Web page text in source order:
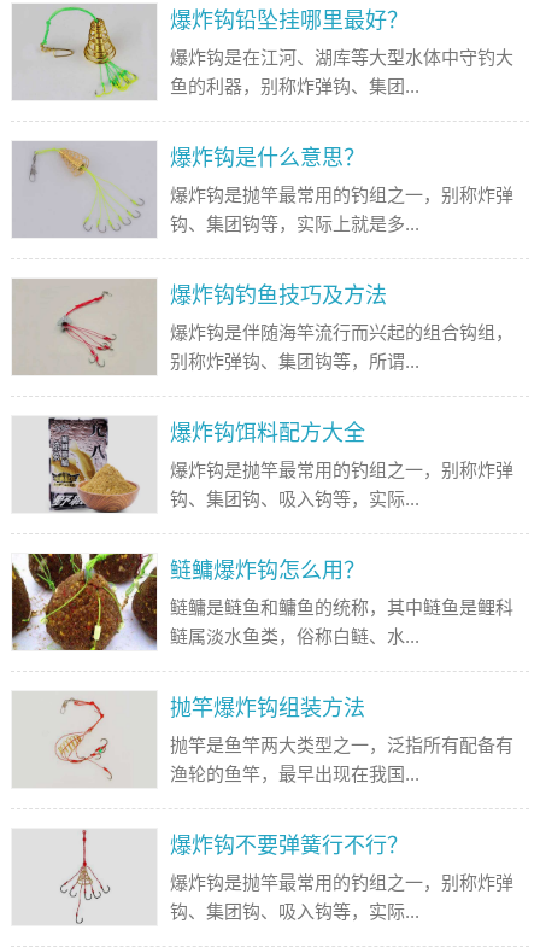
爆炸钩铅坠挂哪里最好？
爆炸钩是在江河、湖库等大型水体中守钓大
鱼的利器，别称炸弹钩、集团...
爆炸钩是什么意思？
爆炸钩是抛竿最常用的钓组之一，别称炸弹
钩、集团钩等，实际上就是多...
爆炸钩钓鱼技巧及方法
爆炸钩是伴随海竿流行而兴起的组合钩组，
别称炸弹钩、集团钩等，所谓...
爆炸钩饵料配方大全
爆炸钩是抛竿最常用的钓组之一，别称炸弹
钩、集团钩、吸入钩等，实际...
鲢鳙爆炸钩怎么用？
鲢鳙是鲢鱼和鳙鱼的统称，其中鲢鱼是鲤科
鲢属淡水鱼类，俗称白鲢、水...
抛竿爆炸钩组装方法
抛竿是鱼竿两大类型之一，泛指所有配备有
渔轮的鱼竿，最早出现在我国...
爆炸钩不要弹簧行不行？
爆炸钩是抛竿最常用的钓组之一，别称炸弹
钩、集团钩、吸入钩等，实际...